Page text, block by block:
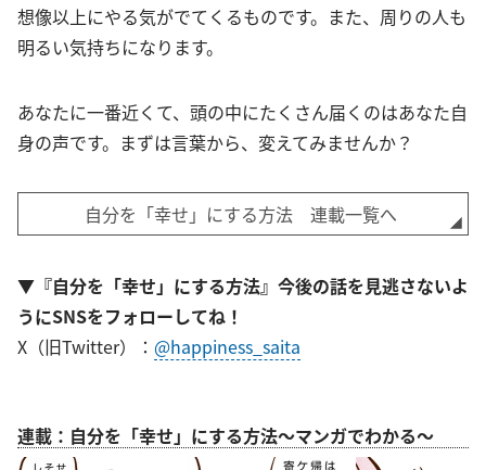
想像以上にやる気がでてくるものです。また、周りの人も
明るい気持ちになります。
あなたに一番近くて、頭の中にたくさん届くのはあなた自
身の声です。まずは言葉から、変えてみませんか？
自分を「幸せ」にする方法 連載一覧へ
▼『自分を「幸せ」にする方法』今後の話を見逃さないよ
うにSNSをフォローしてね！
X（旧Twitter）： @happiness_saita
連載：自分を「幸せ」にする方法～マンガでわかる～